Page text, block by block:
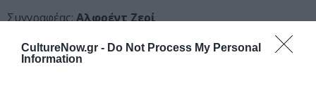
CultureNow.gr - Do Not Process My Personal
Information
Συγγραφέας:Αλφρέντ Ζερί
Μαυρομούστακος)